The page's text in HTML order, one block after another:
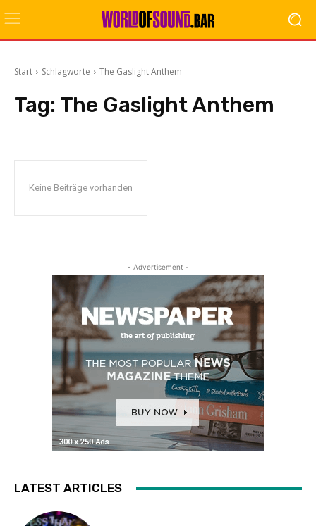
Start Schlagworte The Gaslight Anthem
Tag: The Gaslight Anthem
Keine Beiträge vorhanden
- Advertisement -
LATEST ARTICLES